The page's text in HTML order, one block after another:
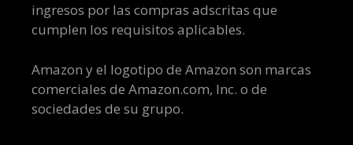
ingresos por las compras adscritas que
cumplen los requisitos aplicables.
Amazon y el logotipo de Amazon son marcas
comerciales de Amazon.com, Inc. o de
sociedades de su grupo.